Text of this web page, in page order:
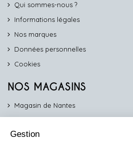
Qui sommes-nous ?
Informations légales
Nos marques
Données personnelles
Cookies
NOS MAGASINS
Magasin de Nantes
Magasin de Vannes
Gestion